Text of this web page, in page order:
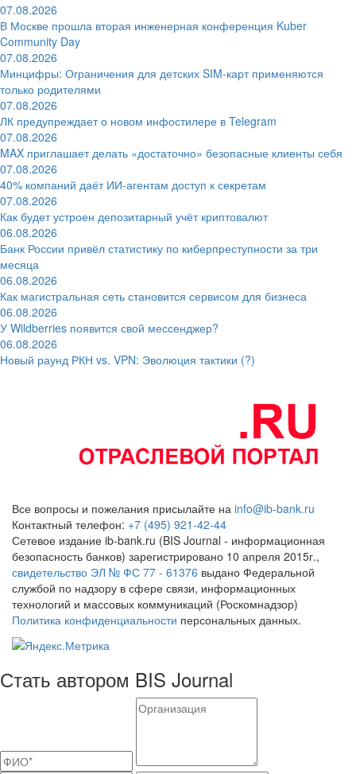
07.08.2026
В Москве прошла вторая инженерная конференция Kuber
Community Day
07.08.2026
Минцифры: Ограничения для детских SIM-карт применяются
только родителями
07.08.2026
ЛК предупреждает о новом инфостилере в Telegram
07.08.2026
MAX приглашает делать «достаточно» безопасные клиенты себя
07.08.2026
40% компаний даёт ИИ‑агентам доступ к секретам
07.08.2026
Как будет устроен депозитарный учёт криптовалют
06.08.2026
Банк России привёл статистику по киберпреступности за три
месяца
06.08.2026
Как магистральная сеть становится сервисом для бизнеса
06.08.2026
У Wildberries появится свой мессенджер?
06.08.2026
Новый раунд РКН vs. VPN: Эволюция тактики (?)
Все вопросы и пожелания присылайте на info@ib-bank.ru
Контактный телефон: +7 (495) 921-42-44
Сетевое издание ib-bank.ru (BIS Journal - информационная
безопасность банков) зарегистрировано 10 апреля 2015г.,
свидетельство ЭЛ № ФС 77 - 61376 выдано Федеральной
службой по надзору в сфере связи, информационных
технологий и массовых коммуникаций (Роскомнадзор)
Политика конфиденциальности персональных данных.
Стать автором BIS Journal